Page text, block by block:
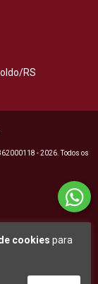
cookies para
RS
- 2026. Todos os